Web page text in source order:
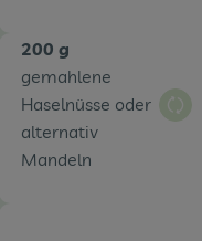
200 g
gemahlene
Haselnüsse oder
alternativ
Mandeln